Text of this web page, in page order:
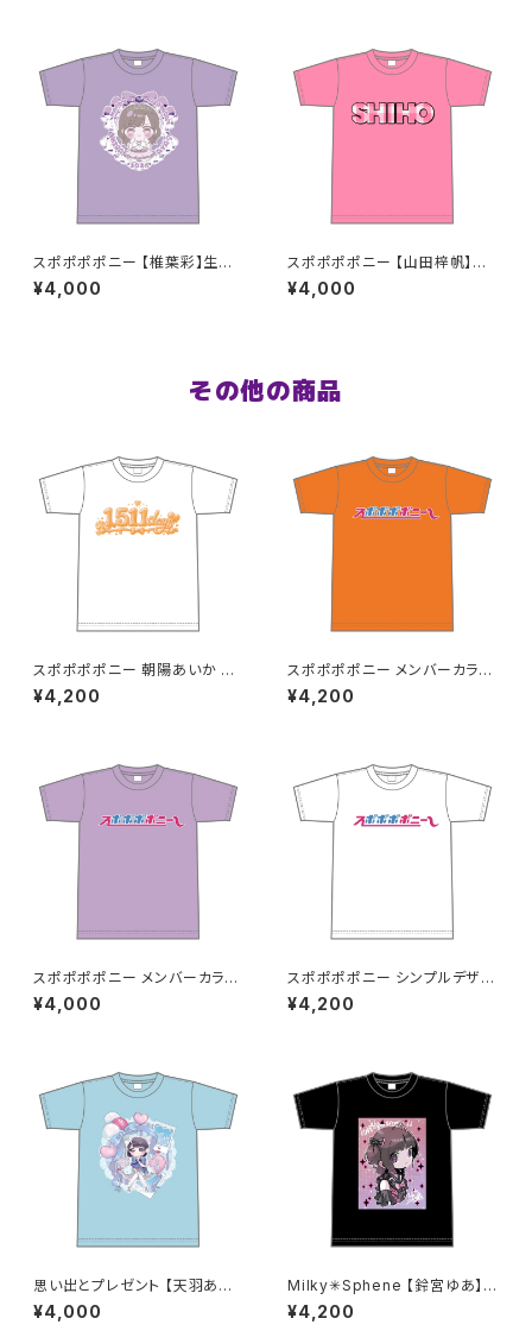
スポポポポニー 【椎葉彩】生誕
祭Tシャツ S〜XLサイズ
¥4,000
スポポポポニー 【山田梓帆】生
誕祭Tシャツ S〜XLサイズ
¥4,000
その他の商品
スポポポポニー 朝陽あいか 卒
業記念Tシャツ XXL〜XXXLサ
イズ
¥4,200
スポポポポニー メンバーカラー
シンプルデザイン ロゴTシャツ
オレンジ XXL〜XXXLサイズ
¥4,200
スポポポポニー メンバーカラー
シンプルデザイン ロゴTシャツ
パープル S〜XLサイズ
¥4,000
スポポポポニー シンプルデザイ
ン ロゴ ドライTシャツver LL〜
3L
¥4,200
思い出とプレゼント 【天羽あい】
生誕Ｔシャツ M〜XLサイズ
¥4,000
Milky✳︎Sphene 【鈴宮ゆあ】生
誕祭Tシャツ XXL〜XXXLサ
イズ
¥4,200